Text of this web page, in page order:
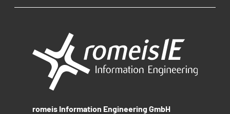
romeis Information Engineering GmbH